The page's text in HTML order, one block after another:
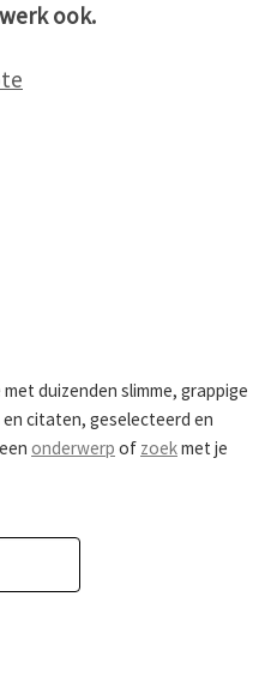
ook.
duizenden slimme, grappige
citaten, geselecteerd en
onderwerp of zoekmet je